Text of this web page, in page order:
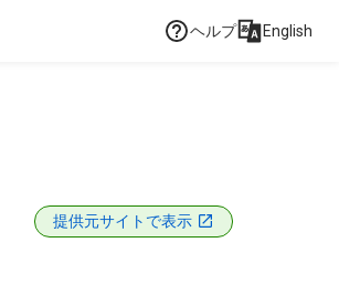
ヘルプ English
提供元サイトで表示